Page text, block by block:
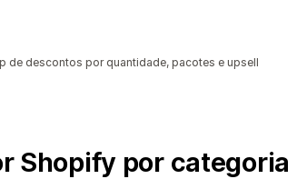
de descontos por quantidade, pacotes e upsell
Shopify por categoria